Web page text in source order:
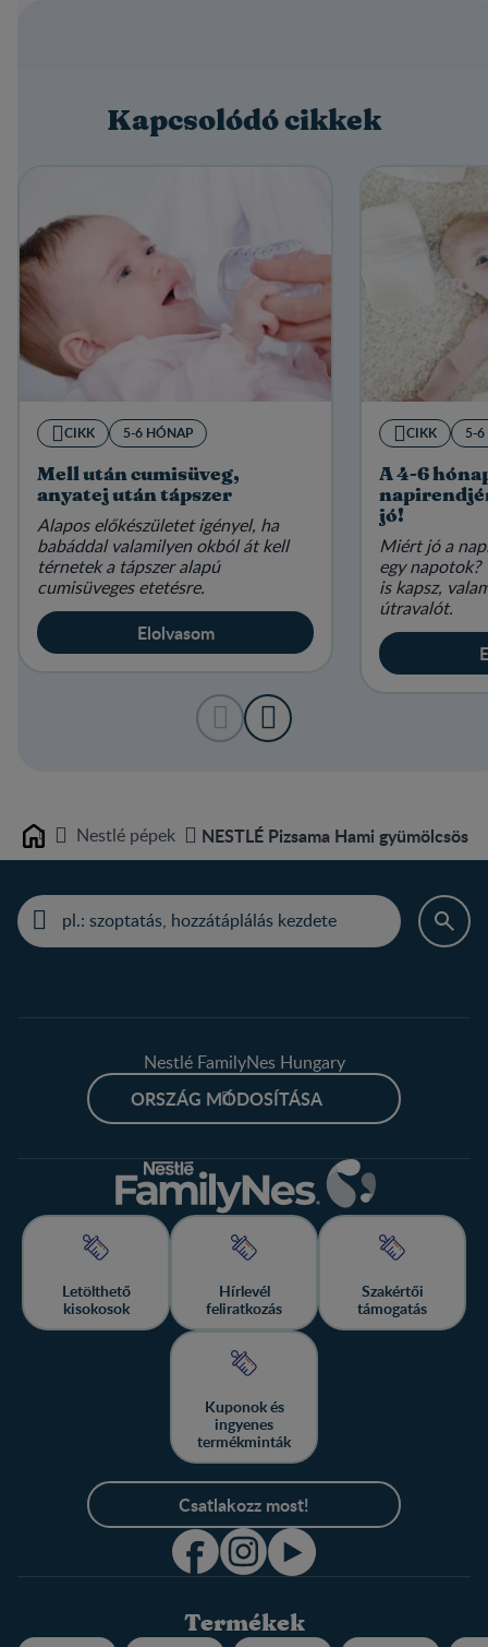
Kapcsolódó cikkek
CIKK 5-6 HÓNAP
Mell után cumisüveg,
anyatej után tápszer
Alapos előkészületet igényel, ha
babáddal valamilyen okból át kell
térnetek a tápszer alapú
cumisüveges etetésre.
Elolvasom
CIKK 5-
A 4-6
jó!
Miért jó a
egy napotok?
is kapsz,
útravalót.
Home Nestlé pépek NESTLÉ Pizsama Hami gyümölcsös
Nestlé FamilyNes Hungary
ORSZÁG MÓDOSÍTÁSA
Letölthető
kisokosok
Hírlevél
feliratkozás
Szakértői
támogatás
Kuponok és
ingyenes
termékminták
Csatlakozz most!
Termékek